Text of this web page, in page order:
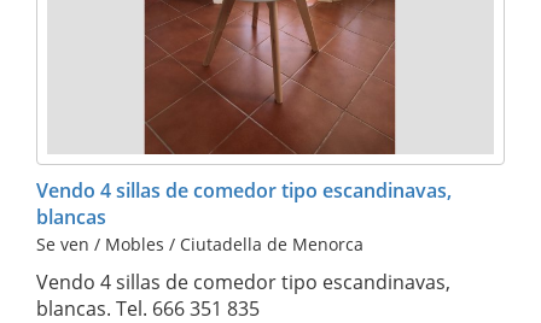
Vendo 4 sillas de comedor tipo escandinavas,
blancas
Se ven / Mobles / Ciutadella de Menorca
Vendo 4 sillas de comedor tipo escandinavas,
blancas. Tel. 666 351 835